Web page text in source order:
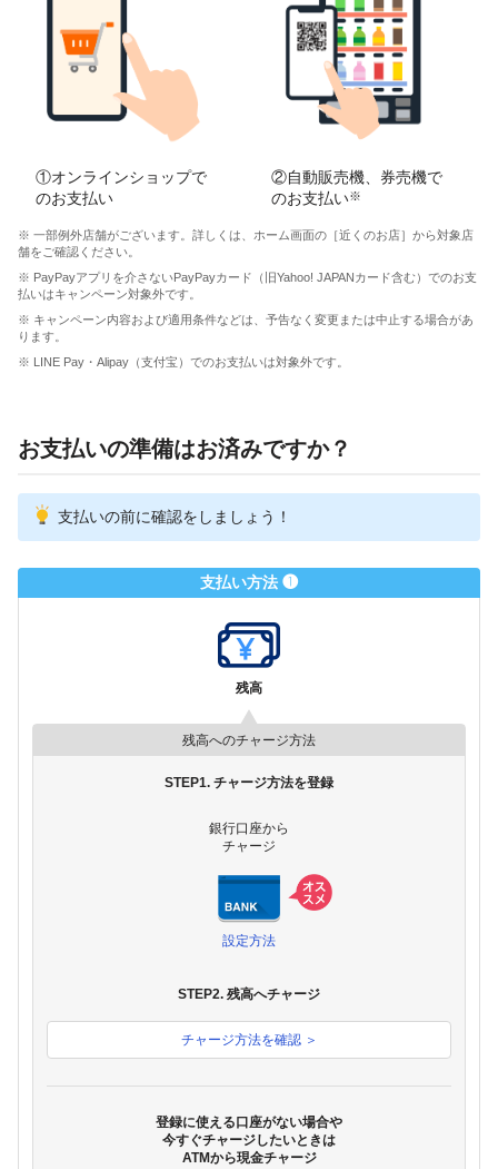
①オンラインショップで
のお支払い
②自動販売機、券売機で
のお支払い※
※ 一部例外店舗がございます。詳しくは、ホーム画面の［近くのお店］から対象店
舗をご確認ください。
※ PayPayアプリを介さないPayPayカード（旧Yahoo! JAPANカード含む）でのお支
払いはキャンペーン対象外です。
※ キャンペーン内容および適用条件などは、予告なく変更または中止する場合があ
ります。
※ LINE Pay・Alipay（支付宝）でのお支払いは対象外です。
お支払いの準備はお済みですか？
支払いの前に確認をしましょう！
支払い方法 ❶
残高
残高へのチャージ方法
STEP1. チャージ方法を登録
銀行口座から
チャージ
設定方法
STEP2. 残高へチャージ
チャージ方法を確認 ＞
登録に使える口座がない場合や
今すぐチャージしたいときは
ATMから現金チャージ